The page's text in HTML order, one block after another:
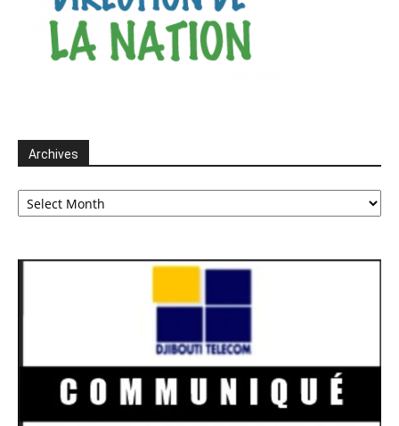
Archives
Archives